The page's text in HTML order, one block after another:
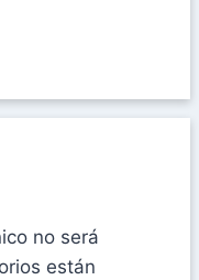
no será
están